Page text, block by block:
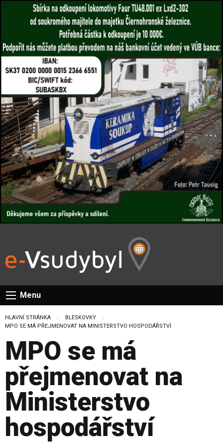
Menu
HLAVNÍ STRÁNKA
BLESKOVKY
CURRENT:
MPO SE MÁ PŘEJMENOVAT NA MINISTERSTVO HOSPODÁŘSTVÍ
MPO se má
přejmenovat na
Ministerstvo
hospodářství